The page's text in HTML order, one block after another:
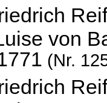
von
(Nr.